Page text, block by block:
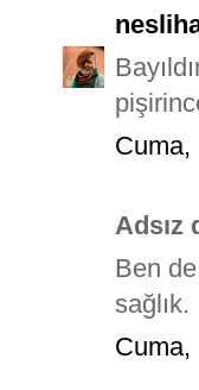
Cuma,
Adsız
Ben
sağlık.
Cuma,